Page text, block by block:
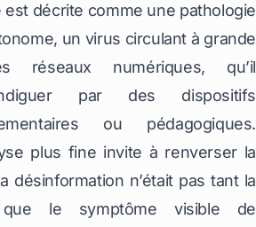
est décrite comme une pathologie
un virus circulant à grande
réseaux numériques, qu’il
par des dispositifs
ou pédagogiques.
plus fine invite à renverser la
désinformation n’était pas tant la
le symptôme visible de